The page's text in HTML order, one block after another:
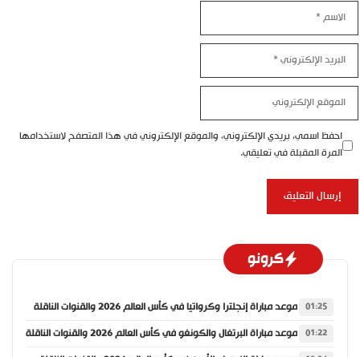
الإلكتروني
الإلكتروني
احفظ اسمي، بريدي الإلكتروني، والموقع الإلكتروني في هذا المتصفح لاستخدامها
المرة المقبلة في تعليقي.
كرونو
01:25 موعد مباراة إنجلترا وكرواتيا في كأس العالم 2026 والقنوات الناقلة
01:22 موعد مباراة البرتغال والكونغو في كأس العالم 2026 والقنوات الناقلة